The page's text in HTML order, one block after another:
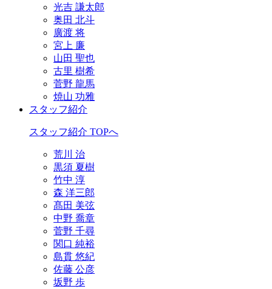
光吉 謙太郎
奥田 北斗
廣渡 将
宮上 廉
山田 聖也
古里 樹希
菅野 龍馬
焼山 功雅
スタッフ紹介
スタッフ紹介 TOPへ
荒川 治
黒須 夏樹
竹中 淳
森 洋三郎
髙田 美弦
中野 喬章
菅野 千尋
関口 純裕
島貫 悠紀
佐藤 公彦
坂野 歩